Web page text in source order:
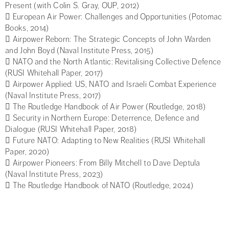
Present (with Colin S. Gray, OUP, 2012)
 European Air Power: Challenges and Opportunities (Potomac
Books, 2014)
 Airpower Reborn: The Strategic Concepts of John Warden
and John Boyd (Naval Institute Press, 2015)
 NATO and the North Atlantic: Revitalising Collective Defence
(RUSI Whitehall Paper, 2017)
 Airpower Applied: US, NATO and Israeli Combat Experience
(Naval Institute Press, 2017)
 The Routledge Handbook of Air Power (Routledge, 2018)
 Security in Northern Europe: Deterrence, Defence and
Dialogue (RUSI Whitehall Paper, 2018)
 Future NATO: Adapting to New Realities (RUSI Whitehall
Paper, 2020)
 Airpower Pioneers: From Billy Mitchell to Dave Deptula
(Naval Institute Press, 2023)
 The Routledge Handbook of NATO (Routledge, 2024)